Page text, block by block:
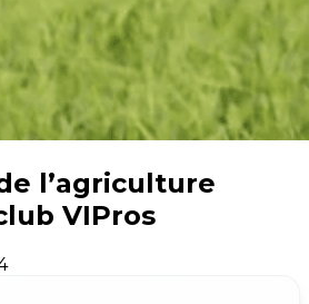
l’agriculture
VIPros